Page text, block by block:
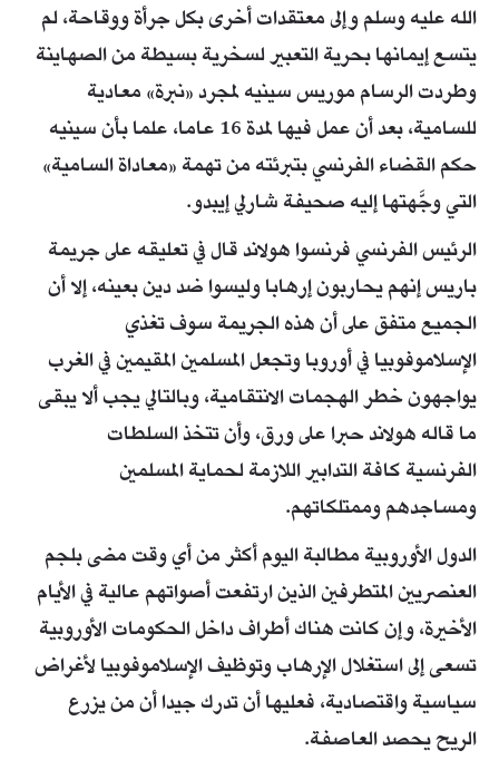
الله عليه وسلم وإلى معتقدات أخرى بكل جرأة ووقاحة، لم
يتسع إيمانها بحرية التعبير لسخرية بسيطة من الصهاينة
وطردت الرسام موريس سينيه لمجرد «نبرة» معادية
للسامية، بعد أن عمل فيها لمدة 16 عاما، علما بأن سينيه
حكم القضاء الفرنسي بتبرئته من تهمة «معاداة السامية»
التي وجَّهتها إليه صحيفة شارلي إيبدو.
الرئيس الفرنسي فرنسوا هولاند قال في تعليقه على جريمة
باريس إنهم يحاربون إرهابا وليسوا ضد دين بعينه، إلا أن
الجميع متفق على أن هذه الجريمة سوف تغذي
الإسلاموفوبيا في أوروبا وتجعل المسلمين المقيمين في الغرب
يواجهون خطر الهجمات الانتقامية، وبالتالي يجب ألا يبقى
ما قاله هولاند حبرا على ورق، وأن تتخذ السلطات
الفرنسية كافة التدابير اللازمة لحماية المسلمين
ومساجدهم وممتلكاتهم.
الدول الأوروبية مطالبة اليوم أكثر من أي وقت مضى بلجم
العنصريين المتطرفين الذين ارتفعت أصواتهم عالية في الأيام
الأخيرة، وإن كانت هناك أطراف داخل الحكومات الأوروبية
تسعى إلى استغلال الإرهاب وتوظيف الإسلاموفوبيا لأغراض
سياسية واقتصادية، فعليها أن تدرك جيدا أن من يزرع
الريح يحصد العاصفة.